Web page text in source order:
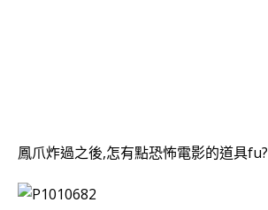
鳳爪炸過之後,怎有點恐怖電影的道具fu?